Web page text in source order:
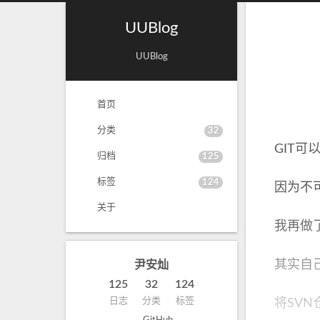
UUBlog
UUBlog
首页
分类 32
归档 125
标签 124
关于
尹安灿
125
日志
32
分类
124
标签
GIT可
因为不
我再做
其实自
将SVN